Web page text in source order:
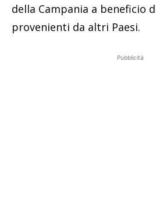
della Campania a beneficio
provenienti da altri Paesi.
Pubblicità